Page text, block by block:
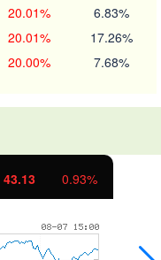
20.01% 6.83%
20.01% 17.26%
20.00% 7.68%
43.13 0.93%